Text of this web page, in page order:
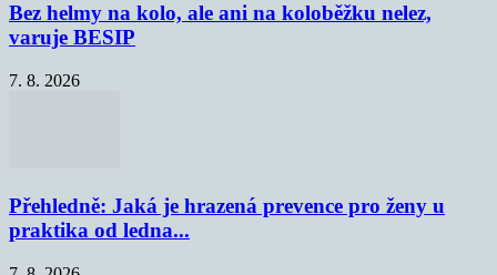
Bez helmy na kolo, ale ani na koloběžku nelez,
varuje BESIP
7. 8. 2026
Přehledně: Jaká je hrazená prevence pro ženy u
praktika od ledna...